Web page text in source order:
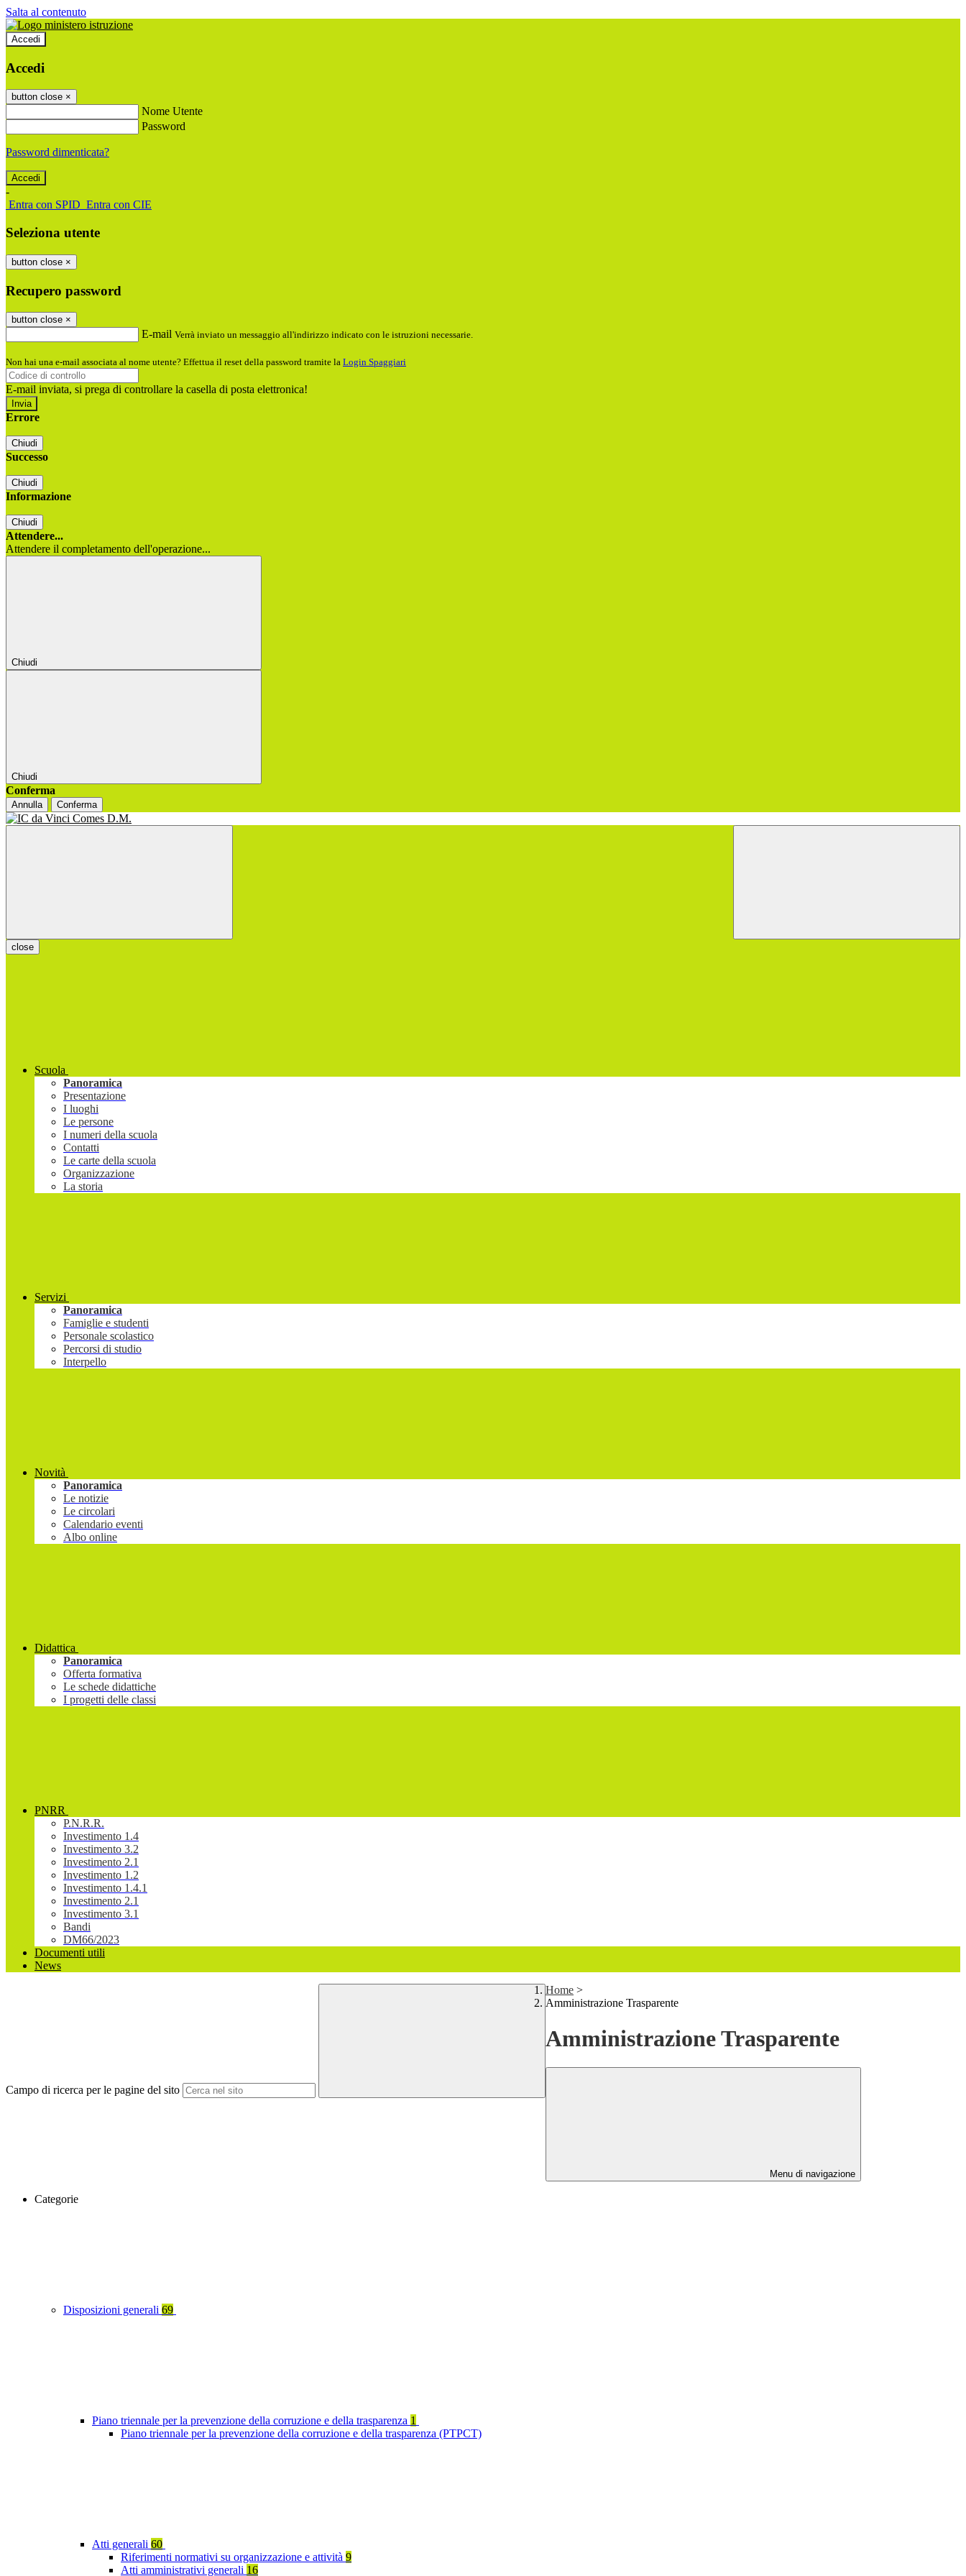
Salta al contenuto
Accedi
Accedi
button close ×
Nome Utente
Password
Password dimenticata?
-
Entra con SPID Entra con CIE
Seleziona utente
button close ×
Recupero password
button close ×
E-mail Verrà inviato un messaggio all'indirizzo indicato con le istruzioni necessarie.
Non hai una e-mail associata al nome utente? Effettua il reset della password tramite la Login Spaggiari
E-mail inviata, si prega di controllare la casella di posta elettronica!
Errore
Chiudi
Successo
Chiudi
Informazione
Chiudi
Attendere...
Attendere il completamento dell'operazione...
Chiudi
Chiudi
Conferma
Annulla Conferma
close
Scuola
Panoramica
Presentazione
I luoghi
Le persone
I numeri della scuola
Contatti
Le carte della scuola
Organizzazione
La storia
Servizi
Panoramica
Famiglie e studenti
Personale scolastico
Percorsi di studio
Interpello
Novità
Panoramica
Le notizie
Le circolari
Calendario eventi
Albo online
Didattica
Panoramica
Offerta formativa
Le schede didattiche
I progetti delle classi
PNRR
P.N.R.R.
Investimento 1.4
Investimento 3.2
Investimento 2.1
Investimento 1.2
Investimento 1.4.1
Investimento 2.1
Investimento 3.1
Bandi
DM66/2023
Documenti utili
News
Campo di ricerca per le pagine del sito
Home >
Amministrazione Trasparente
Amministrazione Trasparente
Menu di navigazione
Categorie
Disposizioni generali 69
Piano triennale per la prevenzione della corruzione e della trasparenza 1
Piano triennale per la prevenzione della corruzione e della trasparenza (PTPCT)
Atti generali 60
Riferimenti normativi su organizzazione e attività 9
Atti amministrativi generali 16